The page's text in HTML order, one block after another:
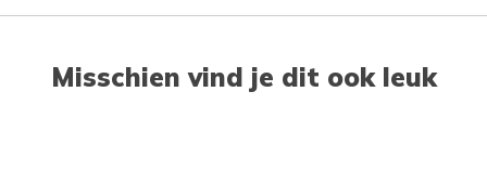
Misschien vind je dit ook leuk